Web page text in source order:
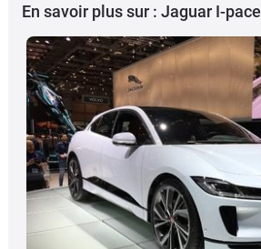
En savoir plus sur : Jaguar I-pace